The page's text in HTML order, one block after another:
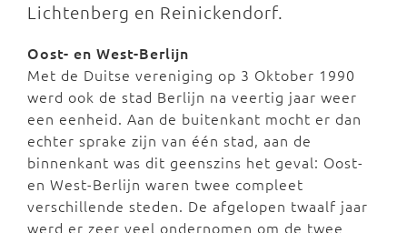
Lichtenberg en Reinickendorf.
Oost- en West-Berlijn
Met de Duitse vereniging op 3 Oktober 1990
werd ook de stad Berlijn na veertig jaar weer
een eenheid. Aan de buitenkant mocht er dan
echter sprake zijn van één stad, aan de
binnenkant was dit geenszins het geval: Oost-
en West-Berlijn waren twee compleet
verschillende steden. De afgelopen twaalf jaar
werd er zeer veel ondernomen om de twee